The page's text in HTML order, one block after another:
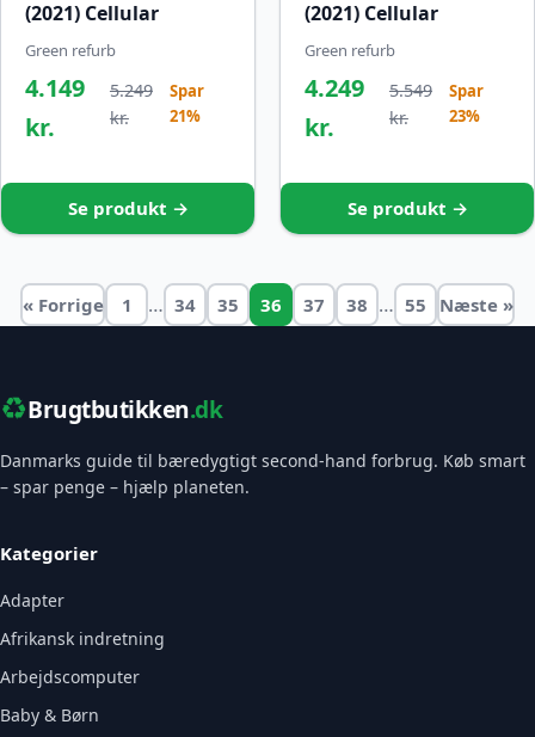
(2021) Cellular
Green refurb
4.149
kr.
5.249
kr.
Spar
21%
Se produkt →
(2021) Cellular
Green refurb
4.249
kr.
5.549
kr.
Spar
23%
Se produkt →
« Forrige 1 … 34 35 36 37 38 … 55 Næste »
♻️Brugtbutikken.dk
Danmarks guide til bæredygtigt second-hand forbrug. Køb smart
– spar penge – hjælp planeten.
Kategorier
Adapter
Afrikansk indretning
Arbejdscomputer
Baby & Børn